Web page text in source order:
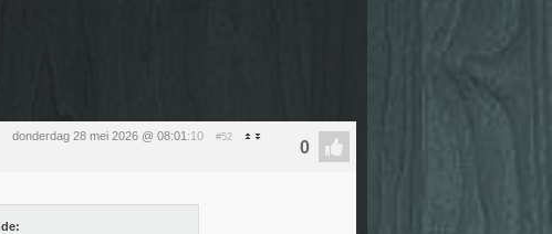
donderdag 28 mei 2026 @ 08:01 :10 #52